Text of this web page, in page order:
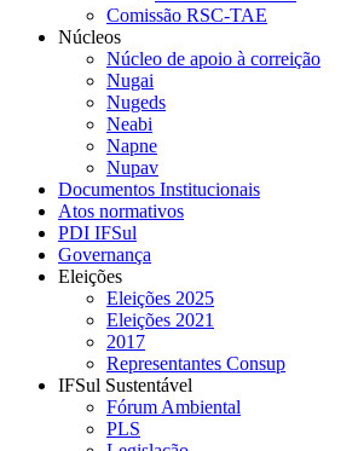
Comissão RSC-TAE
Núcleos
Núcleo de apoio à correição
Nugai
Nugeds
Neabi
Napne
Nupav
Documentos Institucionais
Atos normativos
PDI IFSul
Governança
Eleições
Eleições 2025
Eleições 2021
2017
Representantes Consup
IFSul Sustentável
Fórum Ambiental
PLS